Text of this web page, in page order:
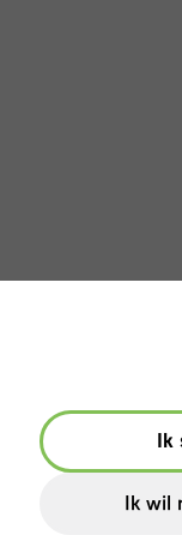
Ik
Ik wil